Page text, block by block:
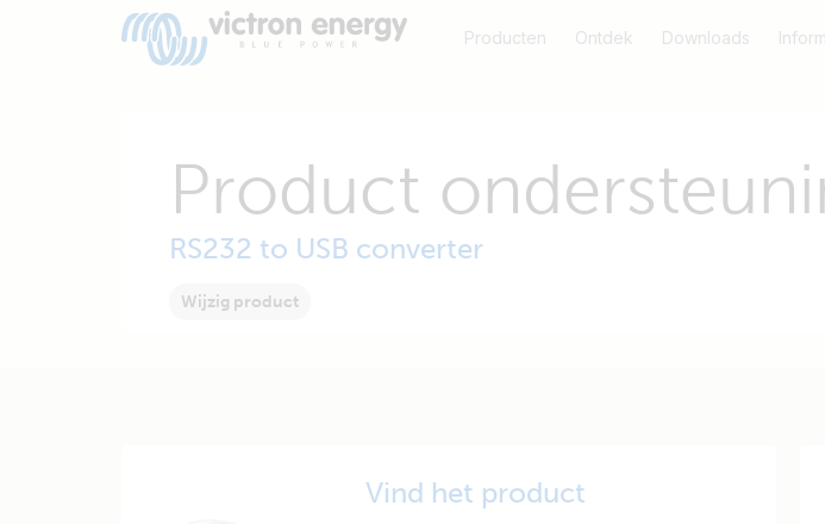
Producten Ontdek Downloads
Product
RS232 to USB converter
Wijzig product
Vind het product